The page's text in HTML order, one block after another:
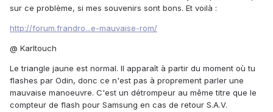
sur ce problème, si mes souvenirs sont bons. Et voilà :
http://forum.frandro...e-mauvaise-rom/
@ Karltouch
Le triangle jaune est normal. Il apparaît à partir du moment où tu
flashes par Odin, donc ce n'est pas à proprement parler une
mauvaise manoeuvre. C'est un détrompeur au même titre que le
compteur de flash pour Samsung en cas de retour S.A.V.